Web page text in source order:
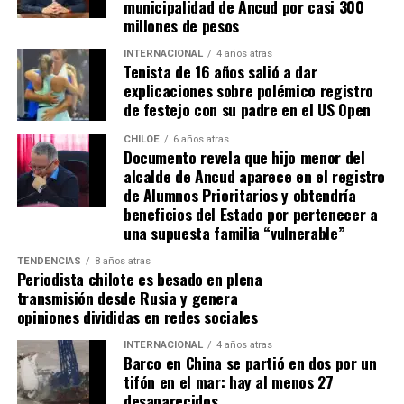
la paralización de iniciativas prioritarias para el
“Seguimos trabajando con esperanza, pero sin
certezas”, concluyó el alcalde de Quemchi, reflejando el
sentimiento generalizado entre los ediles de Chiloé ante
la disminución de recursos provenientes de la Subdere.
y finalmente el lugar donde realmente decidió
estabilizarse fue en Chiloé porque la isla era todo
para ella».Y, agregó:«No tenía ningún
emprendimiento, sí tenía algunas propiedades con
las que administraba y se manejaba, pero ya estaba en
una etapa de su vida en la que quería como
descansar, sentirse en paz y tranquila, y la isla le daba
la tranquilidad que ella andaba buscando en su vida»
Por otra parte, detallando sobre cómo se enteraron de
su fallecimiento, la mujer narró:«Netamente a través
de la prensa. Vimos unos mensajes que había sobre
un cadáver en la isla de Chiloé y nosotros llevábamos
alrededor de cuatro o cinco días buscando su
paradero, estaba perdida. Cuando nos enteramos de
que había un cadáver de una mujer en Chiloé, la
verdad es que en ese mismo minuto lo presumimos,
pero no teníamos ninguna seguridad. A través de
bastantes llamados, contactos y cosas así, pudimos
municipalidad de Ancud por casi 300
millones de pesos
INTERNACIONAL 4 años atras
Tenista de 16 años salió a dar
explicaciones sobre polémico registro
de festejo con su padre en el US Open
CHILOE 6 años atras
Documento revela que hijo menor del
alcalde de Ancud aparece en el registro
de Alumnos Prioritarios y obtendría
beneficios del Estado por pertenecer a
una supuesta familia “vulnerable”
TENDENCIAS 8 años atras
Periodista chilote es besado en plena
transmisión desde Rusia y genera
opiniones divididas en redes sociales
INTERNACIONAL 4 años atras
Barco en China se partió en dos por un
tifón en el mar: hay al menos 27